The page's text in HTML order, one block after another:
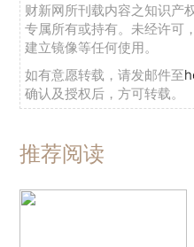
财新网所刊载内容之知识产
专属所有或持有。未经许可
建立镜像等任何使用。
如有意愿转载，请发邮件至
确认及授权后，方可转载。
推荐阅读